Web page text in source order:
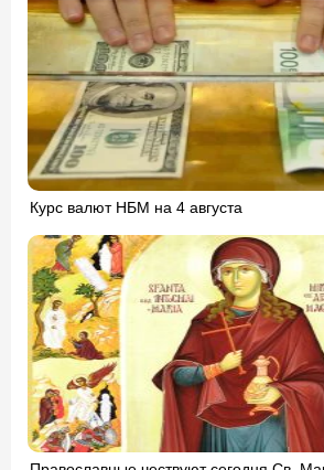
Курс валют НБМ на 4 августа